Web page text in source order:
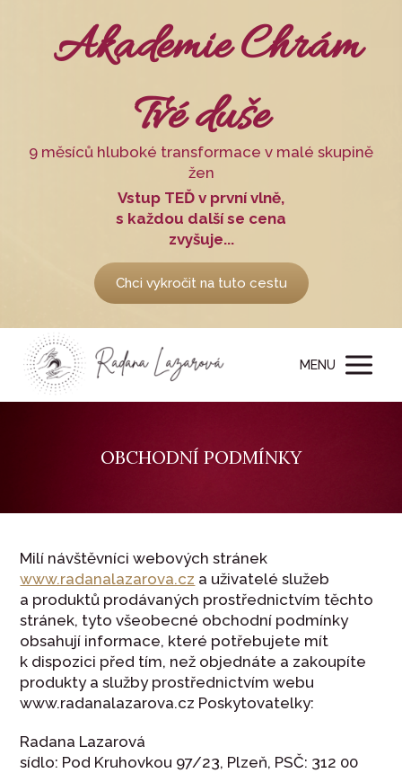
Akademie Chrám
Tvé duše
9 měsíců hluboké transformace v malé skupině
žen
Vstup TEĎ v první vlně,
s každou další se cena
zvyšuje...
Chci vykročit na tuto cestu
MENU
OBCHODNÍ PODMÍNKY
Milí návštěvníci webových stránek
www.radanalazarova.cz a uživatelé služeb
a produktů prodávaných prostřednictvím těchto
stránek, tyto všeobecné obchodní podmínky
obsahují informace, které potřebujete mít
k dispozici před tím, než objednáte a zakoupíte
produkty a služby prostřednictvím webu
www.radanalazarova.cz Poskytovatelky:
Radana Lazarová
sídlo: Pod Kruhovkou 97/23, Plzeň, PSČ: 312 00